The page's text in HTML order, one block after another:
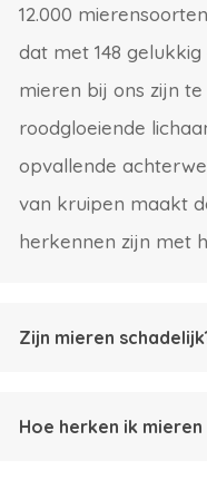
12.000
dat met 148
mieren bij ons zijn
roodgloeiende
opvallende
van kruipen maakt
herkennen zijn met
Zijn mieren
Hoe herken ik mieren